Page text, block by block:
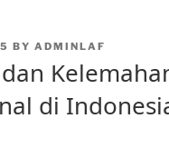
BY ADMINLAF
di